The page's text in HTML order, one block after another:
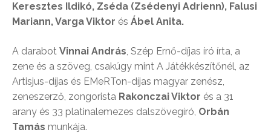
Keresztes Ildikó, Zséda (Zsédenyi Adrienn), Falusi
Mariann, Varga Viktor és Ábel Anita.
A darabot Vinnai András, Szép Ernő-díjas író írta, a
zene és a szöveg, csakúgy mint A Játékkészítőnél, az
Artisjus-díjas és EMeRTon-díjas magyar zenész,
zeneszerző, zongorista Rakonczai Viktor és a 31
arany és 33 platinalemezes dalszövegíró, Orbán
Tamás munkája.